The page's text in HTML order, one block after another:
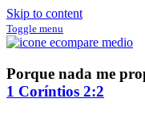
Skip to content
Toggle menu
ECompare e EConomize
ECompare e EConomize
Porque nada me
1 Coríntios 2:2